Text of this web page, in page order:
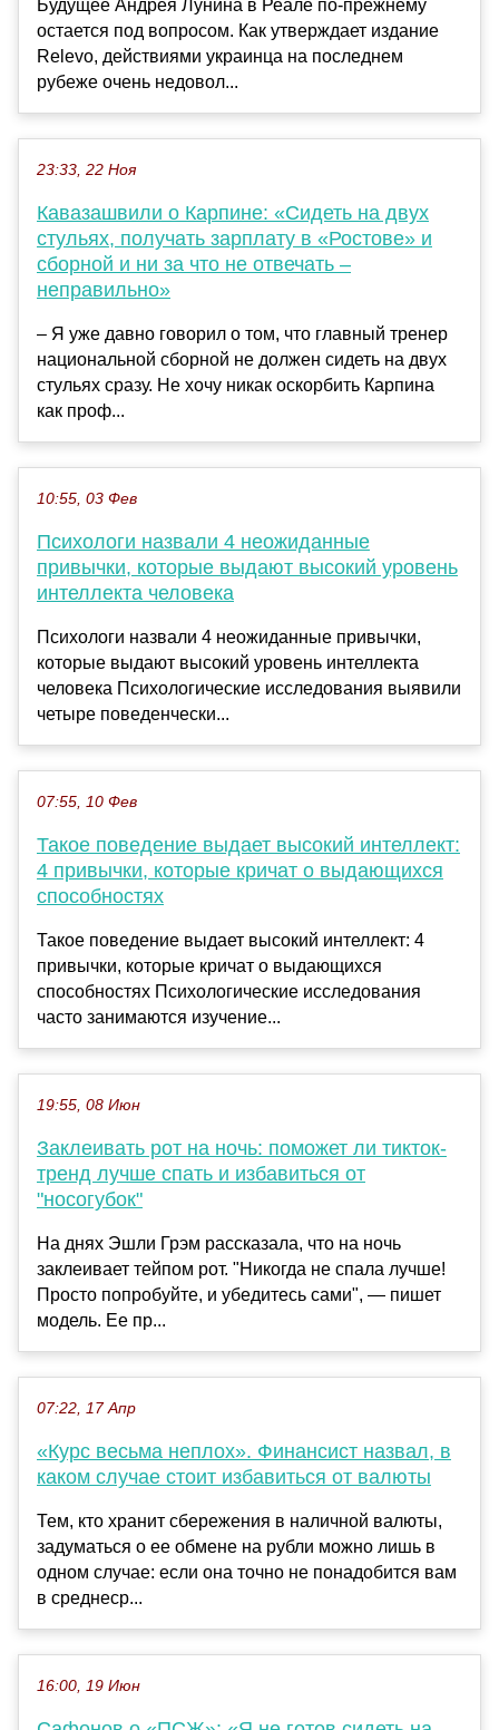
Будущее Андрея Лунина в Реале по-прежнему
остается под вопросом. Как утверждает издание
Relevo, действиями украинца на последнем
рубеже очень недовол...
23:33, 22 Ноя
Кавазашвили о Карпине: «Сидеть на двух
стульях, получать зарплату в «Ростове» и
сборной и ни за что не отвечать –
неправильно»
– Я уже давно говорил о том, что главный тренер
национальной сборной не должен сидеть на двух
стульях сразу. Не хочу никак оскорбить Карпина
как проф...
10:55, 03 Фев
Психологи назвали 4 неожиданные
привычки, которые выдают высокий уровень
интеллекта человека
Психологи назвали 4 неожиданные привычки,
которые выдают высокий уровень интеллекта
человека Психологические исследования выявили
четыре поведенчески...
07:55, 10 Фев
Такое поведение выдает высокий интеллект:
4 привычки, которые кричат о выдающихся
способностях
Такое поведение выдает высокий интеллект: 4
привычки, которые кричат о выдающихся
способностях Психологические исследования
часто занимаются изучение...
19:55, 08 Июн
Заклеивать рот на ночь: поможет ли тикток-
тренд лучше спать и избавиться от
"носогубок"
На днях Эшли Грэм рассказала, что на ночь
заклеивает тейпом рот. "Никогда не спала лучше!
Просто попробуйте, и убедитесь сами", — пишет
модель. Ее пр...
07:22, 17 Апр
«Курс весьма неплох». Финансист назвал, в
каком случае стоит избавиться от валюты
Тем, кто хранит сбережения в наличной валюты,
задуматься о ее обмене на рубли можно лишь в
одном случае: если она точно не понадобится вам
в среднеср...
16:00, 19 Июн